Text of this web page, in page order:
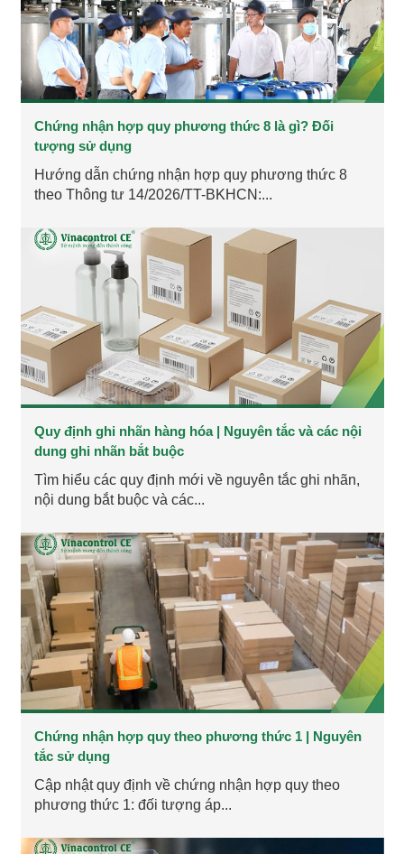
Chứng nhận hợp quy phương thức 8 là gì? Đối
tượng sử dụng
Hướng dẫn chứng nhận hợp quy phương thức 8
theo Thông tư 14/2026/TT-BKHCN:...
Quy định ghi nhãn hàng hóa | Nguyên tắc và các nội
dung ghi nhãn bắt buộc
Tìm hiểu các quy định mới về nguyên tắc ghi nhãn,
nội dung bắt buộc và các...
Chứng nhận hợp quy theo phương thức 1 | Nguyên
tắc sử dụng
Cập nhật quy định về chứng nhận hợp quy theo
phương thức 1: đối tượng áp...